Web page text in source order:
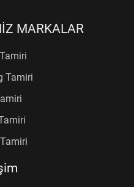
MARKALAR
Tamiri